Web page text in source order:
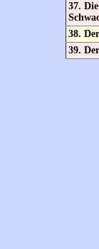
37.
38.
39.